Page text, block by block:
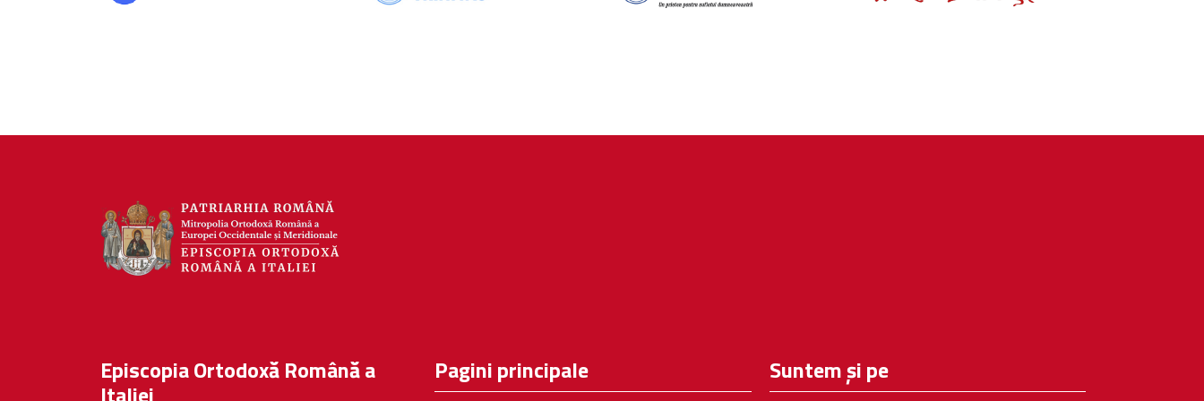
Episcopia Ortodoxă Română a
Italiei
Pagini principale Suntem și pe